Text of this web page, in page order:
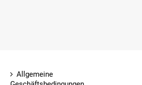
Allgemeine